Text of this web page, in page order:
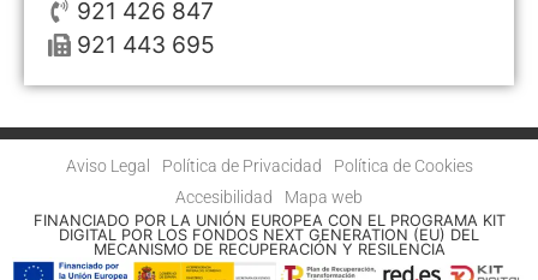
921 426 847
921 443 695
Aviso Legal Política de Privacidad
Política de Cookies
Accesibilidad
Mapa web
FINANCIADO POR LA UNIÓN EUROPEA CON EL PROGRAMA KIT
DIGITAL POR LOS FONDOS NEXT GENERATION (EU) DEL
MECANISMO DE RECUPERACIÓN Y RESILENCIA